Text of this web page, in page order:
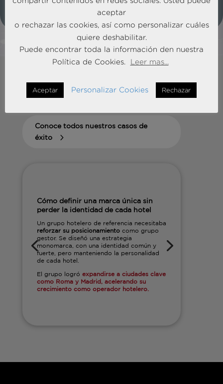
+20 añostransformando los negocios que
mueven el futuro.
Conoce todos nuestros casos de
éxito
Cómo definir una marca única sin
perder la identidad de cada hotel
Un grupo hotelero de referencia necesitaba
reforzar su posicionamientocomo grupo
gestor. Se diseñó una estrategia
monomarca, con una identidad común y
fuerte, pero manteniendo la personalidad
de cada hotel.
El grupo logró expandirse a ciudades clave
como Roma y Madrid, acelerando su
crecimiento como operador hotelero.
aceptar
o rechazar las cookies, así como personalizar cuáles
quiere deshabilitar.
Puede encontrar toda la información den nuestra
Política de Cookies.
Leer mas...
Aceptar Personalizar Cookies Rechazar